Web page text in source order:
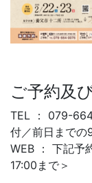
ご予約及
TEL ： 079-
付／前日までの
WEB ： 下記予
17:00まで＞